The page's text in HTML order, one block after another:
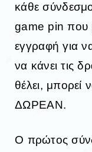
κάθε
game pin που
εγγραφή για
να κάνει τις
θέλει, μπορεί
ΔΩΡΕΑΝ.
Ο πρώτος